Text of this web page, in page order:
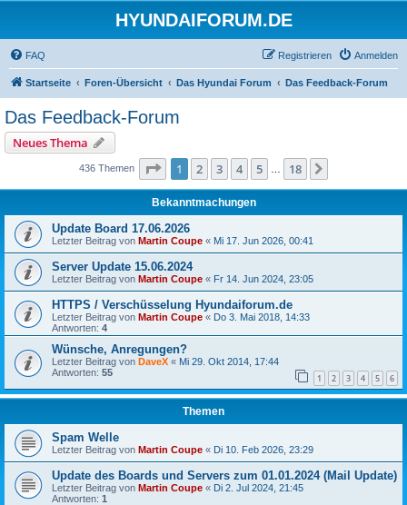
HYUNDAIFORUM.DE
FAQ Anmelden
Registrieren
Startseite Foren-Übersicht Das Hyundai Forum Das Feedback-Forum
Das Feedback-Forum
Neues Thema
436 Themen Seite 1von 18
1 2 3 4 5 18
Bekanntmachungen
Update Board 17.06.2026
Letzter Beitrag von Martin Coupe « Mi 17. Jun 2026, 00:41
Server Update 15.06.2024
Letzter Beitrag von Martin Coupe « Fr 14. Jun 2024, 23:05
HTTPS / Verschüsselung Hyundaiforum.de
Letzter Beitrag von Martin Coupe « Do 3. Mai 2018, 14:33
Antworten: 4
Wünsche, Anregungen?
Letzter Beitrag von DaveX « Mi 29. Okt 2014, 17:44
Antworten: 55 1 2 3 4 5 6
Themen
Spam Welle
Letzter Beitrag von Martin Coupe « Di 10. Feb 2026, 23:29
Update des Boards und Servers zum 01.01.2024 (Mail Update)
Letzter Beitrag von Martin Coupe « Di 2. Jul 2024, 21:45
Antworten: 1